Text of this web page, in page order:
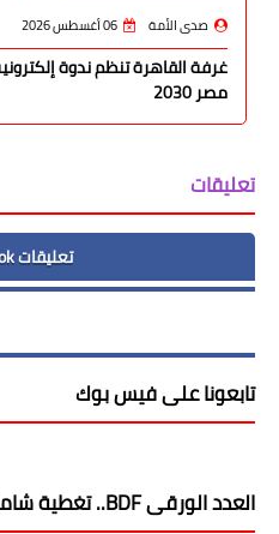
صدى الأمة 06 أغسطس 2026
غرفة القاهرة تنظم ندوة
مصر 2030
تعليقات
تعليقات Facebook
تابعونا على فيس بوك
العدد الورقى BDF.. تغطية شاملة